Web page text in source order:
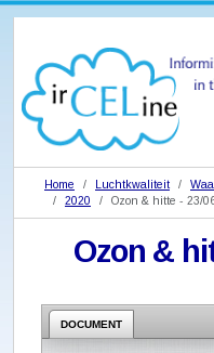
Home Luchtkwaliteit
2020
Ozon & hitte - 23/
Ozon &
DOCUMENT